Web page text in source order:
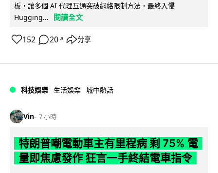
板，讓多個 AI 代理互通突破網絡限制方法，最終入侵
Hugging...
閱讀全文
152 20 ↗ 分享
科技娛樂 生活娛樂 城中熱話
Vin 7 小時
特朗普嘲電動車主有里程病 剩 75% 電
量即焦慮發作 狂言一手終結電車指令